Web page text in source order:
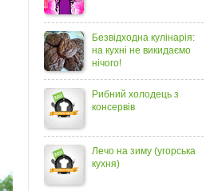
Безвідходна кулінарія:
на кухні не викидаємо
нічого!
Рибний холодець з
консервів
Лечо на зиму (угорська
кухня)